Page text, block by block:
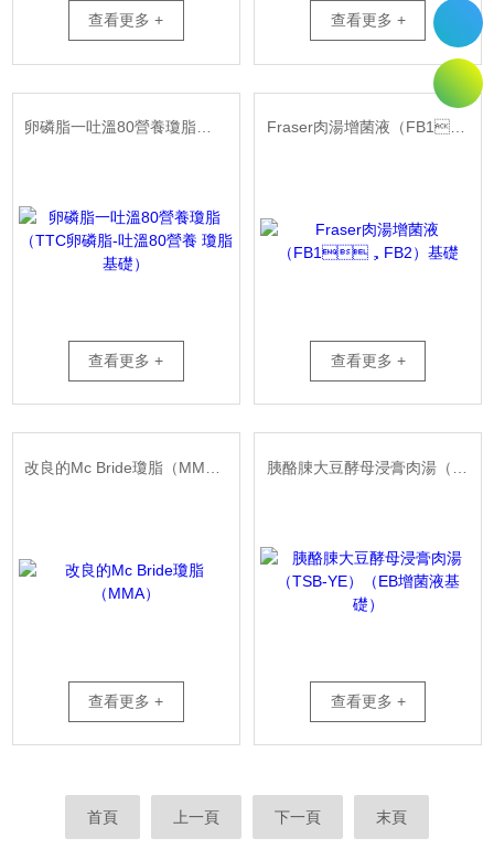
查看更多 + 查看更多 +
查看更多 +
Fraser肉湯增菌液（FB1，FB2）基礎
查看更多 +
查看更多 + 查看更多 +
首頁 上一頁 下一頁 末頁